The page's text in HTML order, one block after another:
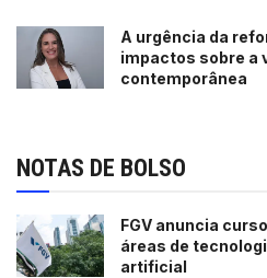
A urgência da
impactos sobre a
contemporânea
NOTAS DE BOLSO
FGV anuncia
áreas de
artificial